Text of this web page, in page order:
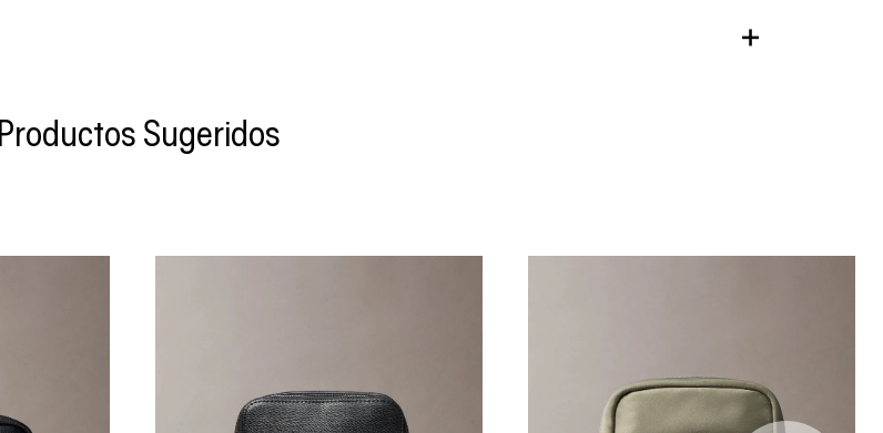
Productos Sugeridos